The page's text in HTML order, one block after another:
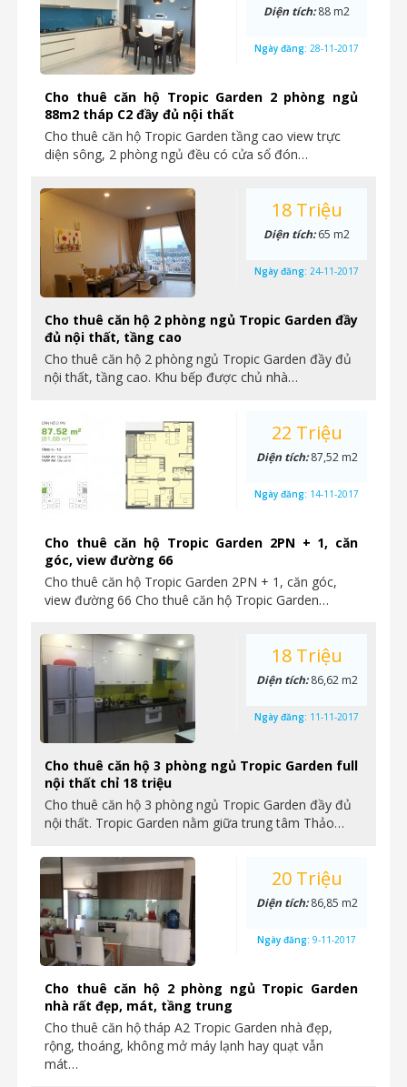
Cho thuê căn hộ Tropic Garden 2 phòng ngủ
88m2 tháp C2 đầy đủ nội thất
Cho thuê căn hộ Tropic Garden tầng cao view trực
diện sông, 2 phòng ngủ đều có cửa sổ đón…
Diện tích:88 m2
Ngày đăng: 28-11-2017
Cho thuê căn hộ 2 phòng ngủ Tropic Garden đầy
đủ nội thất, tầng cao
Cho thuê căn hộ 2 phòng ngủ Tropic Garden đầy đủ
nội thất, tầng cao. Khu bếp được chủ nhà…
18 Triệu
Diện tích:65 m2
Ngày đăng: 24-11-2017
Cho thuê căn hộ Tropic Garden 2PN + 1, căn
góc, view đường 66
Cho thuê căn hộ Tropic Garden 2PN + 1, căn góc,
view đường 66 Cho thuê căn hộ Tropic Garden…
22 Triệu
Diện tích:87,52 m2
Ngày đăng: 14-11-2017
Cho thuê căn hộ 3 phòng ngủ Tropic Garden full
nội thất chỉ 18 triệu
Cho thuê căn hộ 3 phòng ngủ Tropic Garden đầy đủ
nội thất. Tropic Garden nằm giữa trung tâm Thảo…
18 Triệu
Diện tích:86,62 m2
Ngày đăng: 11-11-2017
Cho thuê căn hộ 2 phòng ngủ Tropic Garden
nhà rất đẹp, mát, tầng trung
Cho thuê căn hộ tháp A2 Tropic Garden nhà đẹp,
rộng, thoáng, không mở máy lạnh hay quạt vẫn
mát…
20 Triệu
Diện tích:86,85 m2
Ngày đăng: 9-11-2017